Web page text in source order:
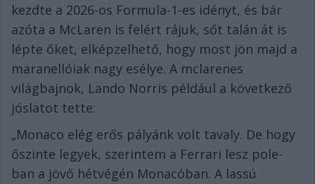
kezdte a 2026-os Formula-1-es idényt, és bár
azóta a McLaren is felért rájuk, sőt talán át is
lépte őket, elképzelhető, hogy most jön majd a
maranellóiak nagy esélye. A mclarenes
világbajnok, Lando Norris például a következő
jóslatot tette:
„Monaco elég erős pályánk volt tavaly. De hogy
őszinte legyek, szerintem a Ferrari lesz pole-
ban a jövő hétvégén Monacóban. A lassú